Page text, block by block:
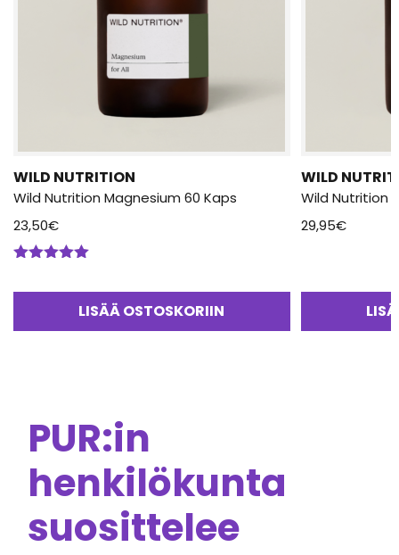
WILD NUTRITION
Wild Nutrition Magnesium 60 Kaps
23,50€
LISÄÄ OSTOSKORIIN
WILD
Wild Nutrition
29,95€
PUR:in
henkilökunta
suosittelee